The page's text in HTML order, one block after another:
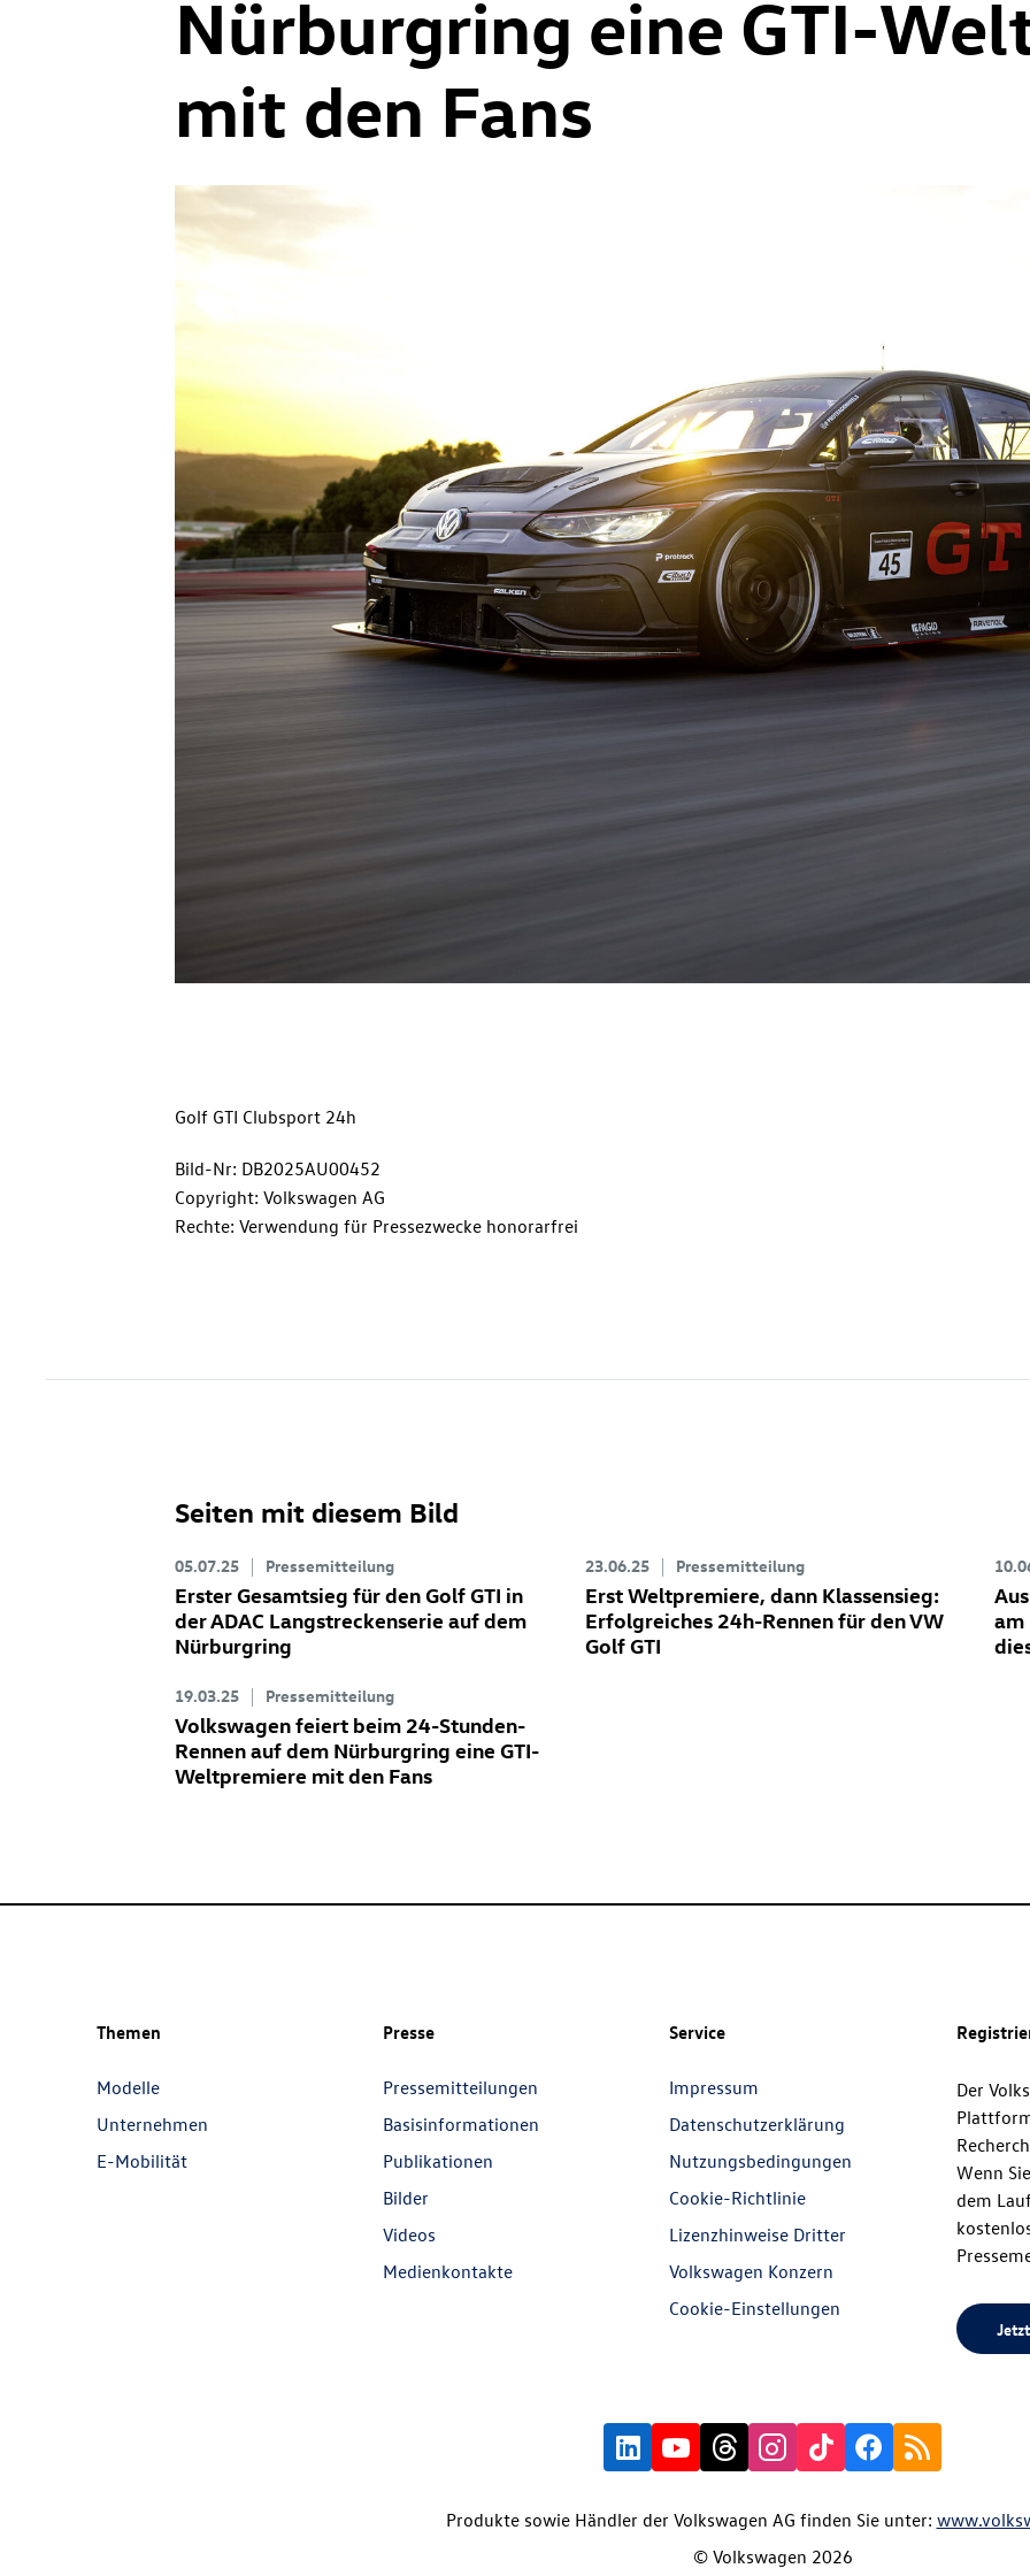
Nürburgring eine GTI-
mit den Fans
Golf GTI Clubsport 24h
Bild-Nr: DB2025AU00452
Copyright: Volkswagen AG
Rechte: Verwendung für Pressezwecke honorarfrei
Seiten mit diesem Bild
05.07.25 Pressemitteilung
Erster Gesamtsieg für denGolf GTI in
der ADAC Langstreckenserie auf dem
Nürburgring
23.06.25 Pressemitteilung
Erst Weltpremiere, dann Klassensieg:
Erfolgreiches 24h-Rennen für den VW
Golf GTI
am
19.03.25 Pressemitteilung
Volkswagen feiert beim 24-Stunden-
Rennen auf dem Nürburgring eine GTI-
Weltpremiere mit den Fans
Themen
Modelle
Unternehmen
E-Mobilität
Presse
Pressemitteilungen
Basisinformationen
Publikationen
Bilder
Videos
Medienkontakte
Service
Impressum
Datenschutzerklärung
Nutzungsbedingungen
Cookie-Richtlinie
Lizenzhinweise Dritter
Volkswagen Konzern
Cookie-Einstellungen
Der
Wenn
dem
Produkte sowie Händler der Volkswagen AG finden Sie unter:
© Volkswagen 2026